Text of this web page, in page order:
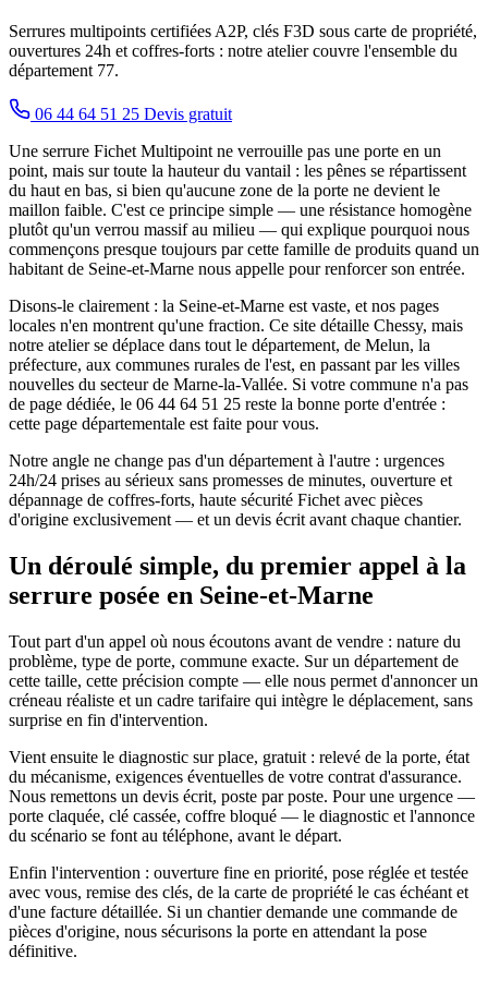
Serrures multipoints certifiées A2P, clés F3D sous carte de propriété,
ouvertures 24h et coffres-forts : notre atelier couvre l'ensemble du
département 77.
06 44 64 51 25 Devis gratuit
Une serrure Fichet Multipoint ne verrouille pas une porte en un
point, mais sur toute la hauteur du vantail : les pênes se répartissent
du haut en bas, si bien qu'aucune zone de la porte ne devient le
maillon faible. C'est ce principe simple — une résistance homogène
plutôt qu'un verrou massif au milieu — qui explique pourquoi nous
commençons presque toujours par cette famille de produits quand un
habitant de Seine-et-Marne nous appelle pour renforcer son entrée.
Disons-le clairement : la Seine-et-Marne est vaste, et nos pages
locales n'en montrent qu'une fraction. Ce site détaille Chessy, mais
notre atelier se déplace dans tout le département, de Melun, la
préfecture, aux communes rurales de l'est, en passant par les villes
nouvelles du secteur de Marne-la-Vallée. Si votre commune n'a pas
de page dédiée, le 06 44 64 51 25 reste la bonne porte d'entrée :
cette page départementale est faite pour vous.
Notre angle ne change pas d'un département à l'autre : urgences
24h/24 prises au sérieux sans promesses de minutes, ouverture et
dépannage de coffres-forts, haute sécurité Fichet avec pièces
d'origine exclusivement — et un devis écrit avant chaque chantier.
Un déroulé simple, du premier appel à la
serrure posée en Seine-et-Marne
Tout part d'un appel où nous écoutons avant de vendre : nature du
problème, type de porte, commune exacte. Sur un département de
cette taille, cette précision compte — elle nous permet d'annoncer un
créneau réaliste et un cadre tarifaire qui intègre le déplacement, sans
surprise en fin d'intervention.
Vient ensuite le diagnostic sur place, gratuit : relevé de la porte, état
du mécanisme, exigences éventuelles de votre contrat d'assurance.
Nous remettons un devis écrit, poste par poste. Pour une urgence —
porte claquée, clé cassée, coffre bloqué — le diagnostic et l'annonce
du scénario se font au téléphone, avant le départ.
Enfin l'intervention : ouverture fine en priorité, pose réglée et testée
avec vous, remise des clés, de la carte de propriété le cas échéant et
d'une facture détaillée. Si un chantier demande une commande de
pièces d'origine, nous sécurisons la porte en attendant la pose
définitive.